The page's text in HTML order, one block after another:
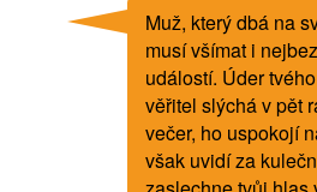
Muž, který dbá na
musí všímat i
událostí. Úder
věřitel slýchá v pět
večer, ho uspokojí
však uvidí za